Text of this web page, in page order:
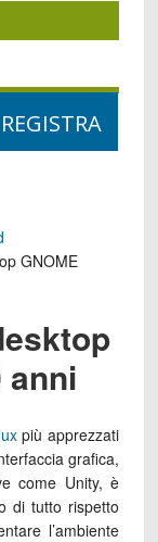
GNOME
anni
più apprezzati
grafica,
come Unity, è
di tutto rispetto
l’ambiente